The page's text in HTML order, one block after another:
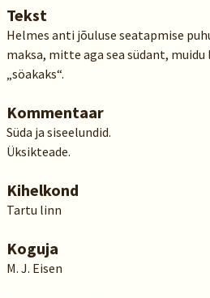
Tekst
Helmes anti jõuluse seatapmise
maksa, mitte aga sea südant,
„söakaks“.
Kommentaar
Süda ja siseelundid.
Üksikteade.
Kihelkond
Tartu linn
Koguja
M. J. Eisen